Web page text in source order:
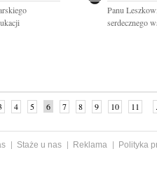
Panu
serdecznego
4 5 6 7 8 9 10 11
Staże u nas Reklama
Polityka